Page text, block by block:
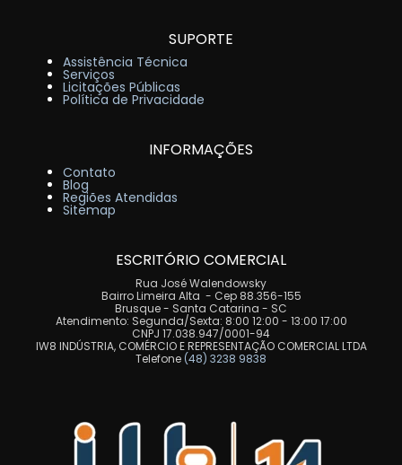
SUPORTE
Assistência Técnica
Serviços
Licitações Públicas
Política de Privacidade
INFORMAÇÕES
Contato
Blog
Regiões Atendidas
Sitemap
ESCRITÓRIO COMERCIAL
Rua José Walendowsky
Bairro Limeira Alta - Cep 88.356-155
Brusque - Santa Catarina - SC
Atendimento: Segunda/Sexta: 8:00 12:00 - 13:00 17:00
CNPJ 17.038.947/0001-94
IW8 INDÚSTRIA, COMÉRCIO E REPRESENTAÇÃO COMERCIAL LTDA
Telefone (48) 3238 9838